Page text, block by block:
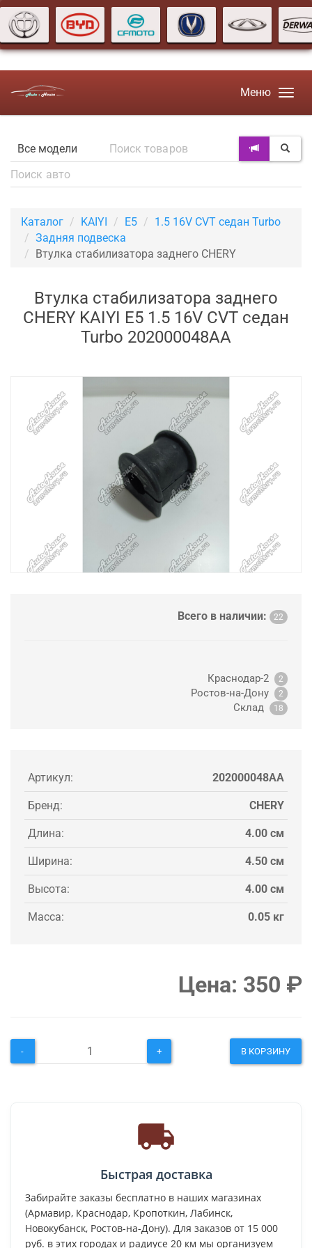
Меню
Каталог KAIYI E5
1.5 16V CVT седан Turbo
Задняя подвеска
Втулка стабилизатора заднего CHERY
Втулка стабилизатора заднего
CHERY KAIYI E5 1.5 16V CVT седан
Turbo 202000048AA
Всего в наличии: 22
Краснодар-2 2
Ростов-на-Дону 2
Склад 18
Артикул: 202000048AA
Бренд: CHERY
Длина: 4.00 см
Ширина: 4.50 см
Высота: 4.00 см
Масса: 0.05 кг
Цена: 350 ₽
- + В КОРЗИНУ
Быстрая доставка
Забирайте заказы бесплатно в наших магазинах
(Армавир, Краснодар, Кропоткин, Лабинск,
Новокубанск, Ростов-на-Дону). Для заказов от 15 000
руб. в этих городах и радиусе 20 км мы организуем